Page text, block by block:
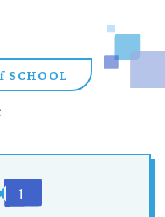
SCHOOL